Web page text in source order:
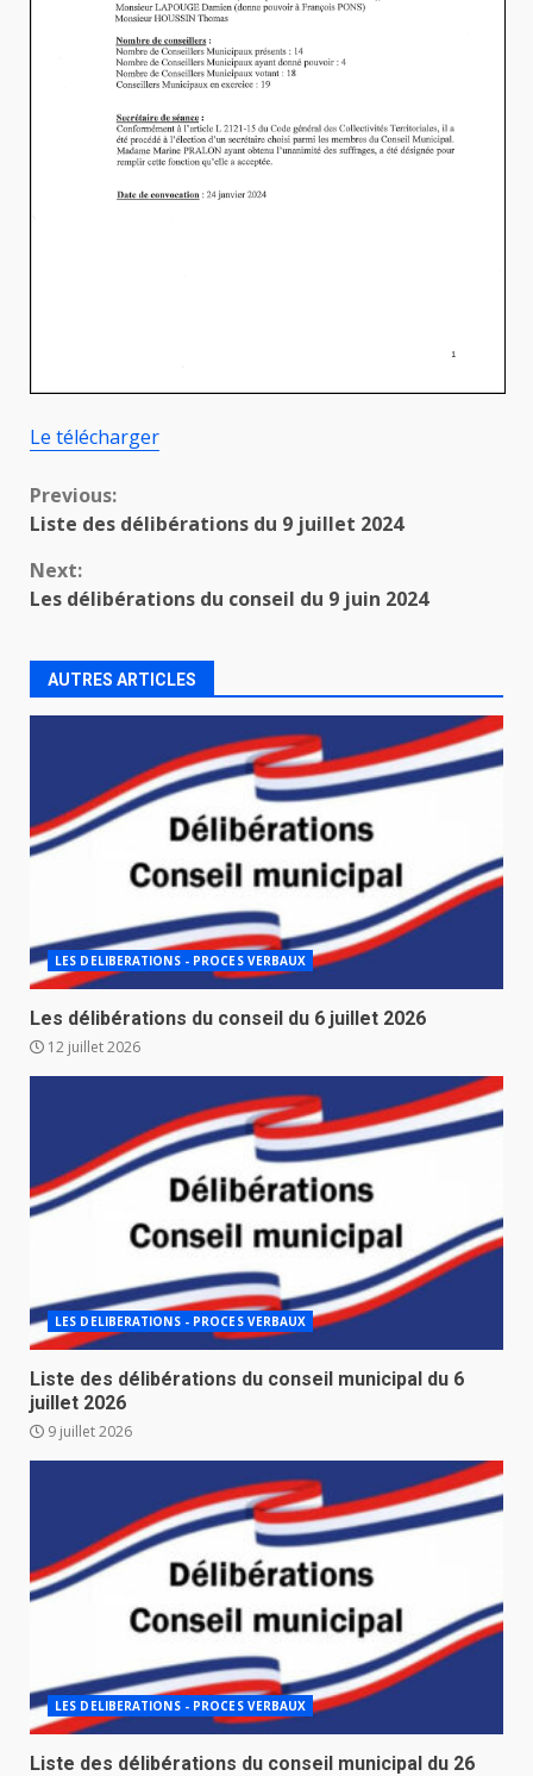
Le télécharger
Continue
Previous:
Liste des délibérations du 9 juillet 2024
Next:
Les délibérations du conseil du 9 juin 2024
AUTRES ARTICLES
LES DELIBERATIONS - PROCES VERBAUX
Les délibérations du conseil du 6 juillet 2026
12 juillet 2026
LES DELIBERATIONS - PROCES VERBAUX
Liste des délibérations du conseil municipal du 6
juillet 2026
9 juillet 2026
LES DELIBERATIONS - PROCES VERBAUX
Liste des délibérations du conseil municipal du 26